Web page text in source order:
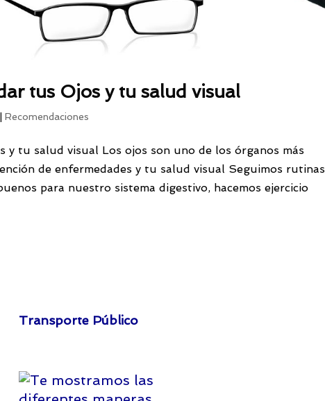
tus Ojos y tu salud visual
Recomendaciones
y tu salud visual Los ojos son uno de los órganos más
de enfermedades y tu salud visual Seguimos rutinas
para nuestro sistema digestivo, hacemos ejercicio
Transporte Público